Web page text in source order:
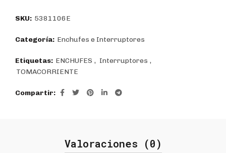
SKU: 5381106E
Categoría: Enchufes e Interruptores
Etiquetas: ENCHUFES , Interruptores ,
TOMACORRIENTE
Compartir
Valoraciones (0)